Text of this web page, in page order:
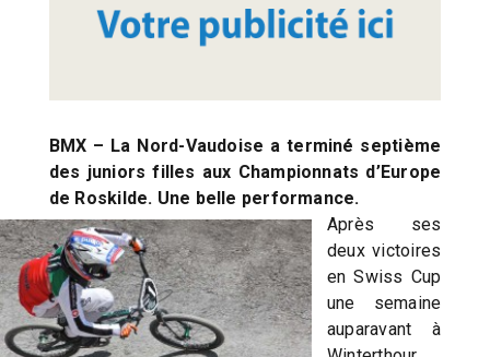
BMX – La Nord-Vaudoise a terminé septième
des juniors filles aux Championnats d’Europe
de Roskilde. Une belle performance.
Après ses
deux victoires
en Swiss Cup
une semaine
auparavant à